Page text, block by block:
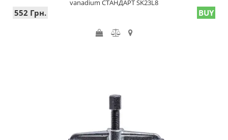
vanadium СТАНДАРТ SK23L8
552 Грн. BUY